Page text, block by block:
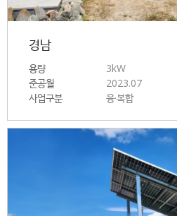
경남
용량
3kW
준공월
2023.07
사업구분
융·복합